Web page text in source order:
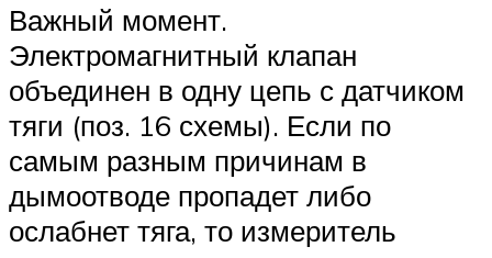
Важный момент.
Электромагнитный клапан
объединен в одну цепь с датчиком
тяги (поз. 16 схемы). Если по
самым разным причинам в
дымоотводе пропадет либо
ослабнет тяга, то измеритель